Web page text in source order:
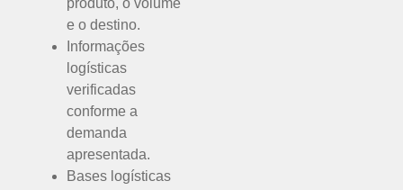
e o destino.
Informações
logísticas
verificadas
conforme a
demanda
apresentada.
Bases logísticas